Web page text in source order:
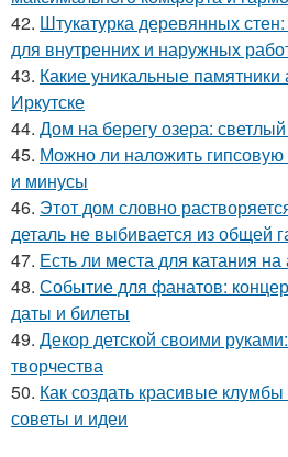
42. Штукатурка деревянных
для внутренних и наружных
43. Какие уникальные памятники
Иркутске
44. Дом на берегу озера:
45. Можно ли наложить
и минусы
46. Этот дом словно
деталь не выбивается из общей
47. Есть ли места для катания на
48. Событие для фанатов:
даты и билеты
49. Декор детской своими
творчества
50. Как создать красивые
советы и идеи